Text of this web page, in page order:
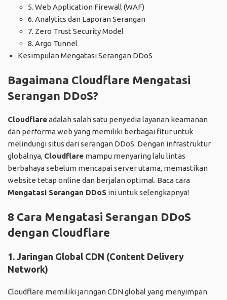
5. Web Application Firewall (WAF)
6. Analytics dan Laporan Serangan
7. Zero Trust Security Model
8. Argo Tunnel
Kesimpulan Mengatasi Serangan DDoS
Bagaimana Cloudflare Mengatasi
Serangan DDoS?
Cloudflareadalah salah satu penyedia layanan keamanan
dan performa web yang memiliki berbagai fitur untuk
melindungi situs dari serangan DDoS. Dengan infrastruktur
globalnya, Cloudflare mampu menyaring lalu lintas
berbahaya sebelum mencapai server utama, memastikan
website tetap online dan berjalan optimal. Baca cara
Mengatasi Serangan DDoS ini untuk selengkapnya!
8 Cara Mengatasi Serangan DDoS
dengan Cloudflare
1. Jaringan Global CDN (Content Delivery
Network)
Cloudflare memiliki jaringan CDN global yang menyimpan